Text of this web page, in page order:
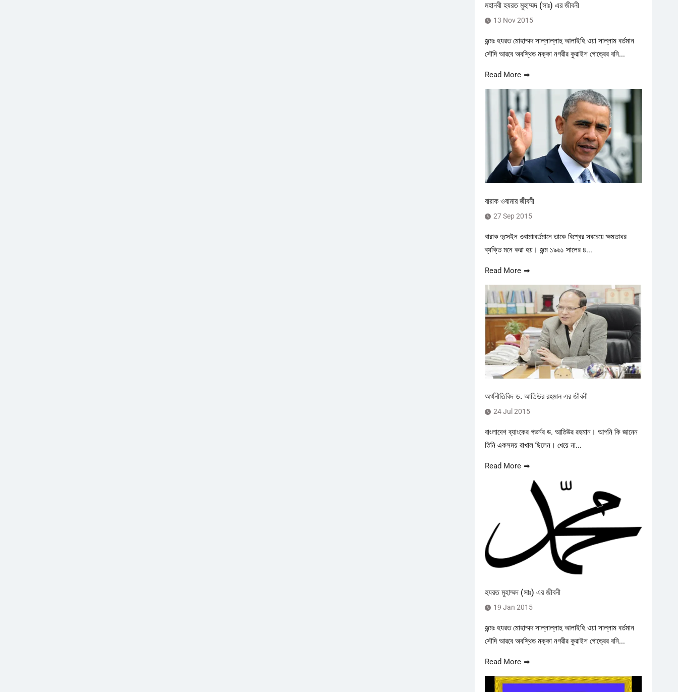
মহানবী হযরত মুহাম্মদ (সাঃ) এর জীবনী
13 Nov 2015
জন্মঃ হযরত মোহাম্মদ সাল্লাল্লাহু আলাইহি ওয়া সাল্লাম বর্তমান
সৌদি আরবে অবস্থিত মক্কা নগরীর কুরাইশ গোত্রের বনি...
Read More
বারাক ওবামার জীবনী
27 Sep 2015
বারাক হুসেইন ওবামা৷বর্তমানে তাকে বিশ্বের সবচেয়ে ক্ষমতাধর
ব্যক্তি মনে করা হয়। জন্ম ১৯৬১ সালের ৪...
Read More
অর্থনীতিবিদ ড. আতিউর রহমান এর জীবনী
24 Jul 2015
বাংলাদেশ ব্যাংকের গভর্নর ড. আতিউর রহমান। আপনি কি জানেন
তিনি একসময় রাখাল ছিলেন। খেয়ে না...
Read More
হযরত মুহাম্মদ (সাঃ) এর জীবনী
19 Jan 2015
জন্মঃ হযরত মোহাম্মদ সাল্লাল্লাহু আলাইহি ওয়া সাল্লাম বর্তমান
সৌদি আরবে অবস্থিত মক্কা নগরীর কুরাইশ গোত্রের বনি...
Read More